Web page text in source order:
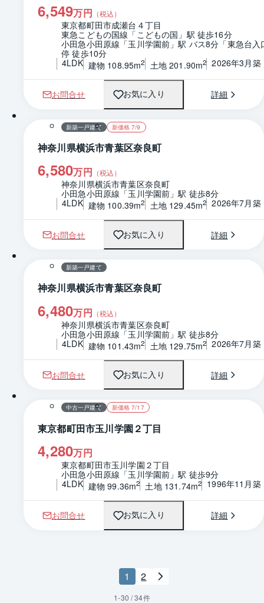
6,549万円 （税込）
東京都町田市成瀬台４丁目
東急こどもの国線「こどもの国」駅 徒歩16分
小田急小田原線「玉川学園前」駅 バス8分「東急台入
停 徒歩10分
4LDK 建物 108.95m2 土地 201.90m2 2026年3月築
お問合せ お気に入り 詳細
1 / 0 間取り
新築一戸建て 新価格 7/9
神奈川県横浜市青葉区奈良町
6,580万円 （税込）
神奈川県横浜市青葉区奈良町
小田急小田原線「玉川学園前」駅 徒歩8分
4LDK 建物 100.39m2 土地 129.45m2 2026年7月築
お問合せ お気に入り 詳細
1 / 0 間取り
新築一戸建て
神奈川県横浜市青葉区奈良町
6,480万円 （税込）
神奈川県横浜市青葉区奈良町
小田急小田原線「玉川学園前」駅 徒歩8分
4LDK 建物 101.43m2 土地 129.75m2 2026年7月築
お問合せ お気に入り 詳細
1 / 0 間取り
中古一戸建て 新価格 7/17
東京都町田市玉川学園２丁目
4,280万円
東京都町田市玉川学園２丁目
小田急小田原線「玉川学園前」駅 徒歩9分
4LDK 建物 99.36m2 土地 131.74m2 1996年11月築
お問合せ お気に入り 詳細
1 2
1-30 /34件